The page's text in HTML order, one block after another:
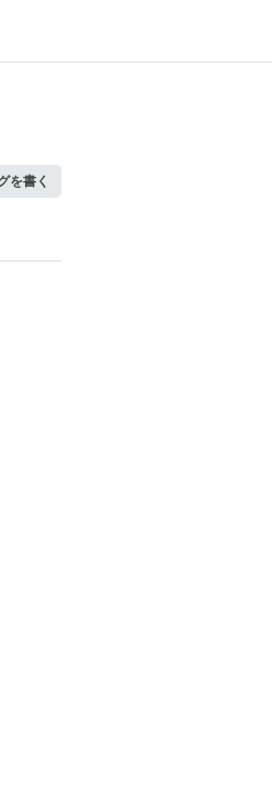
を書く